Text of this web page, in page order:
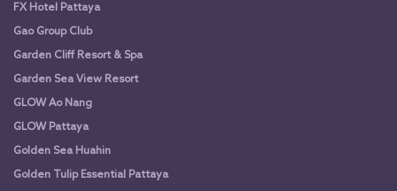
FX Hotel Pattaya
Gao Group Club
Garden Cliff Resort & Spa
Garden Sea View Resort
GLOW Ao Nang
GLOW Pattaya
Golden Sea Huahin
Golden Tulip Essential Pattaya